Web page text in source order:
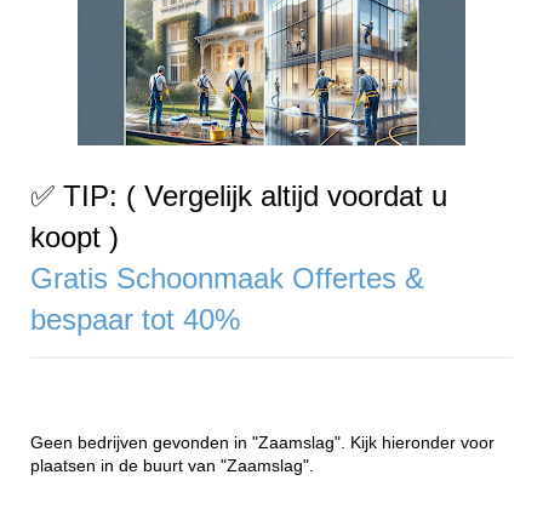
✅ TIP: ( Vergelijk altijd voordat u
koopt )
Gratis Schoonmaak Offertes &
bespaar tot 40%
Geen bedrijven gevonden in "Zaamslag". Kijk hieronder voor
plaatsen in de buurt van "Zaamslag".